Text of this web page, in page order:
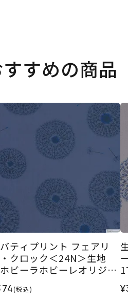
すめの商品
ティプリント フェアリ
クロック＜24N＞生地
ホビーラホビーレオリジナ
(税込)